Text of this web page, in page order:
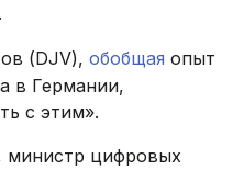
(DJV), обобщая опыт
в Германии,
с этим».
министр цифровых